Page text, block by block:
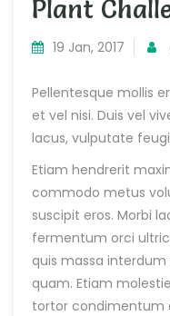
Plant
19 Jan, 2017
Pellentesque mollis
et vel nisi. Duis vel
lacus, vulputate
Etiam hendrerit
commodo metus
suscipit eros. Morbi
fermentum orci
quis massa interdum
quam. Etiam
tortor condimentum